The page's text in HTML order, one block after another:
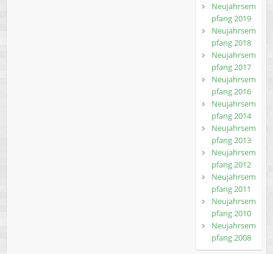
Neujahrsem
pfang 2019
Neujahrsem
pfang 2018
Neujahrsem
pfang 2017
Neujahrsem
pfang 2016
Neujahrsem
pfang 2014
Neujahrsem
pfang 2013
Neujahrsem
pfang 2012
Neujahrsem
pfang 2011
Neujahrsem
pfang 2010
Neujahrsem
pfang 2008